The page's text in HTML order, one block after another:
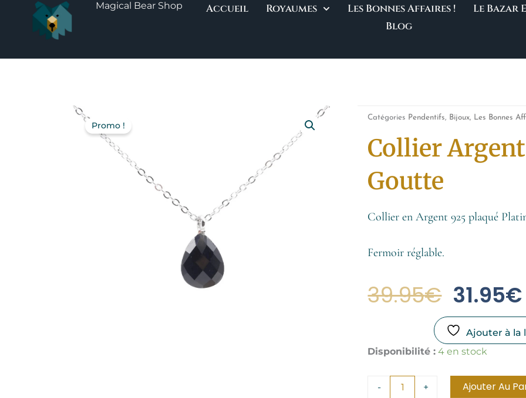
Magical Bear Shop Accueil Royaumes Les Bonnes Affaires !
Le Bazar
Blog
Promo !
Catégories Pendentifs, Bijoux, Les Bonnes
Collier
Goutte
Collier en Argent 925 plaqué
Fermoir réglable.
39.95€ Le
Prix
Initial
Était :
31.95€
Ajouter à la
Disponibilité : 4 en stock
-
quantité
+ Ajouter Au